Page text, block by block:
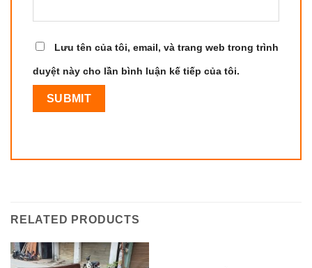
Lưu tên của tôi, email, và trang web trong trình
duyệt này cho lần bình luận kế tiếp của tôi.
RELATED PRODUCTS